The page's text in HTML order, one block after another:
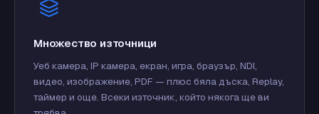
Множество източници
Уеб камера, IP камера, екран, игра, браузър, NDI,
видео, изображение, PDF — плюс бяла дъска, Replay,
таймер и още. Всеки източник, който някога ще ви